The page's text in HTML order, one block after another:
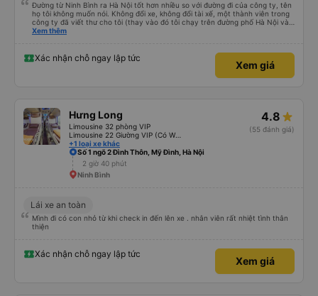
Đường từ Ninh Bình ra Hà Nội tốt hơn nhiều so với đường đi của công ty, tên
họ tôi không muốn nói. Không đổi xe, không đổi tài xế, một thành viên trong
công ty đã viết thư cho tôi (thay vào đó tôi chạy trên đường phố Hà Nội và
hỏi người dân địa phương “bạn có thể gọi tài xế không…?”. Đừng quên trả
mang theo hành lý và chỗ ngồi lên ô tô. Và tôi đánh giá cao tốc độ của xe
buýt. Tôi có hợp pháp hay không, nhưng 100 km/h vẫn tốt hơn 80. Cảm ơn
sự quan tâm của bạn và xin lỗi vì tiếng Anh của tôi không tốt (tôi chắc chắn
Xem thêm
Xác nhận chỗ ngay lập tức
Xem giá
Hưng Long
Limousine 32 phòng VIP
+1 loại xe khác
4.8
(55 đánh giá)
Số 1 ngõ 2 Đình Thôn, Mỹ Đình, Hà Nội
2 giờ 40 phút
Ninh Bình
Lái xe an toàn
Mình đi có con nhỏ từ khi check in đến lên xe . nhân viên rất nhiệt tình thân
thiện
Xác nhận chỗ ngay lập tức
Xem giá